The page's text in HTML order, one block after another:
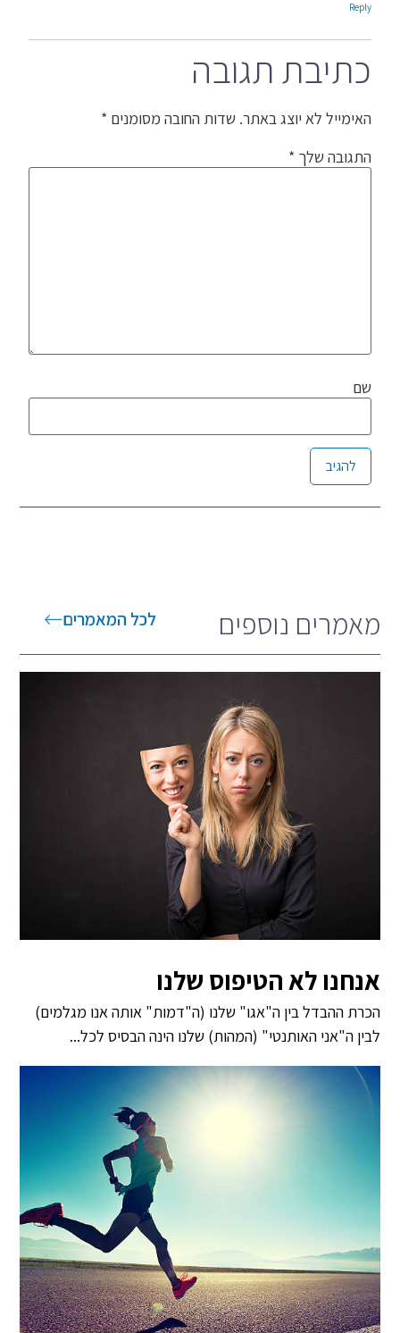
Reply
כתיבת תגובה
האימייל לא יוצג באתר. שדות החובה מסומנים *
התגובה שלך *
שם
Alternative:
מאמרים נוספים לכל המאמרים
אנחנו לא הטיפוס שלנו
הכרת ההבדל בין ה"אגו" שלנו (ה"דמות" אותה אנו מגלמים)
לבין ה"אני האותנטי" (המהות) שלנו הינה הבסיס לכל...